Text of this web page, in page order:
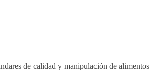
de calidad y manipulación de alimentos